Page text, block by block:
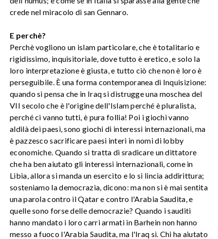
crede nel miracolo di san Gennaro.
E perchè?
Perchè vogliono un islam particolare, che è totalitario e
rigidissimo, inquisitoriale, dove tutto è eretico, e solo la
loro interpretazione è giusta, e tutto ciò che non è loro è
perseguibile. È una forma contemporanea di Inquisizione:
quando si pensa che in Iraq si distrugge una moschea del
VII secolo che è l'origine dell'Islam perché è pluralista,
perché ci vanno tutti, è pura follia! Poi i giochi vanno
aldilà dei paesi, sono giochi di interessi internazionali, ma
è pazzesco sacrificare paesi interi in nomi di lobby
economiche. Quando si tratta di sradicare un dittatore
che ha ben aiutato gli interessi internazionali, come in
Libia, allora si manda un esercito e lo si lincia addirittura;
sosteniamo la democrazia, dicono: ma non si è mai sentita
una parola contro il Qatar e contro l'Arabia Saudita, e
quelle sono forse delle democrazie? Quando i sauditi
hanno mandato i loro carri armati in Barhein non hanno
messo a fuoco l'Arabia Saudita, ma l'Iraq sì. Chi ha aiutato